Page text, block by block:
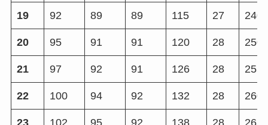
19 92 89 89 115 27 240
20 95 91 91 120 28 250
21 97 92 91 126 28 255
22 100 94 92 132 28 260
23 102 95 92 138 28 265